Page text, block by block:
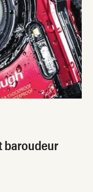
baroudeur